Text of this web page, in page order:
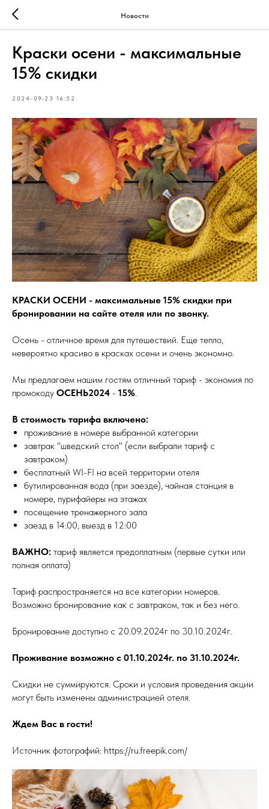
Новости
Краски осени - максимальные
15% скидки
2024-09-23 16:52
КРАСКИ ОСЕНИ - максимальные 15% скидки при
бронировании на сайте отеля или по звонку.
Осень - отличное время для путешествий. Еще тепло,
невероятно красиво в красках осени и очень экономно.
Мы предлагаем нашим гостям отличный тариф - экономия по
промокоду ОСЕНЬ2024 - 15%.
В стоимость тарифа включено:
проживание в номере выбранной категории
завтрак "шведский стол" (если выбрали тариф с
завтраком)
бесплатный WI-FI на всей территории отеля
бутилированная вода (при заезде), чайная станция в
номере, пурифайеры на этажах
посещение тренажерного зала
заезд в 14:00, выезд в 12:00
ВАЖНО: тариф является предоплатным (первые сутки или
полная оплата)
Тариф распространяется на все категории номеров.
Возможно бронирование как с завтраком, так и без него.
Бронирование доступно с 20.09.2024г по 30.10.2024г.
Проживание возможно с 01.10.2024г. по 31.10.2024г.
Скидки не суммируются. Сроки и условия проведения акции
могут быть изменены администрацией отеля.
Ждем Вас в гости!
Источник фотографий: https://ru.freepik.com/